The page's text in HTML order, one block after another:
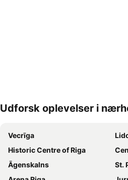
Udvid kort
Udforsk oplevelser i
Vecrīga
Historic Centre of Riga
Āgenskalns
St.